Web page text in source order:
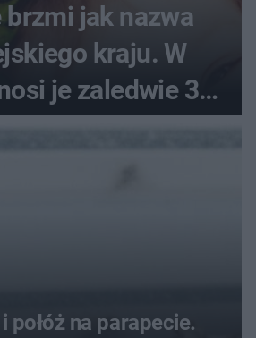
brzmi jak nazwa
kraju. W
je zaledwie 3
połóż na parapecie.